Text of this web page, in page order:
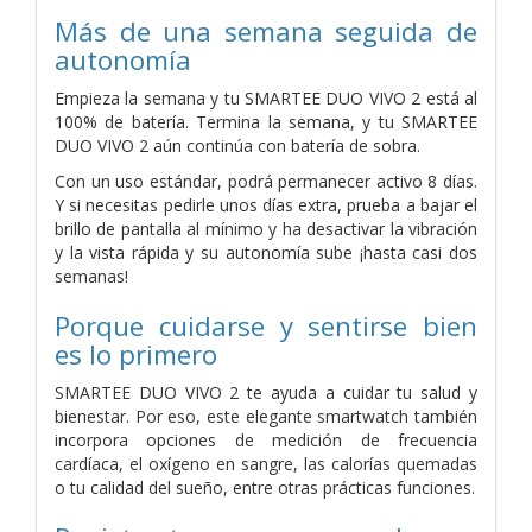
Más de una semana seguida de
autonomía
Empieza la semana y tu SMARTEE DUO VIVO 2 está al
100% de batería. Termina la semana, y tu SMARTEE
DUO VIVO 2 aún continúa con batería de sobra.
Con un uso estándar, podrá permanecer activo 8 días.
Y si necesitas pedirle unos días extra, prueba a bajar el
brillo de pantalla al mínimo y ha desactivar la vibración
y la vista rápida y su autonomía sube ¡hasta casi dos
semanas!
Porque cuidarse y sentirse bien
es lo primero
SMARTEE DUO VIVO 2 te ayuda a cuidar tu salud y
bienestar. Por eso, este elegante smartwatch también
incorpora opciones de medición de frecuencia
cardíaca, el oxígeno en sangre, las calorías quemadas
o tu calidad del sueño, entre otras prácticas funciones.